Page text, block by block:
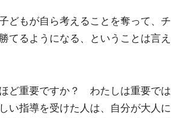
もが自ら考えることを奪って、
てるようになる、ということは言
ど重要ですか？ わたしは重要で
い指導を受けた人は、自分が大人